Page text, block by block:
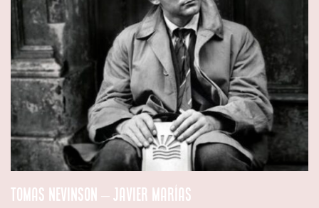
Tomas Nevinson – Javier Marías